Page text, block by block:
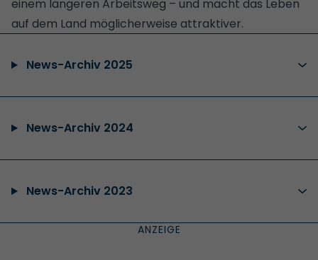
einem längeren Arbeitsweg – und macht das Leben
auf dem Land möglicherweise attraktiver.
News-Archiv 2025
News-Archiv 2024
News-Archiv 2023